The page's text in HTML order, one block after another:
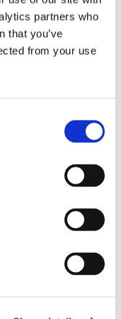
partners who
that you’ve
from your use
trots